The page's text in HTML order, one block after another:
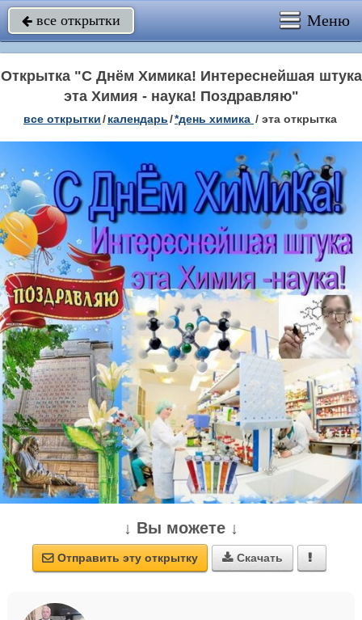
 все открытки Меню
Открытка "С Днём Химика! Интереснейшая штука
эта Химия - наука! Поздравляю"
все открытки/календарь/*день химика / эта открытка
↓ Вы можете ↓
 Отправить эту открытку  Скачать 